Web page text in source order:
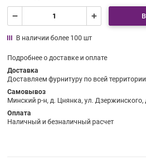
В наличии более 100 шт
Подробнее о доставке и оплате
Доставка
Доставляем фурнитуру по всей
Самовывоз
Минский р-н, д. Цнянка, ул. Дзержинского,
Оплата
Наличный и безналичный расчет